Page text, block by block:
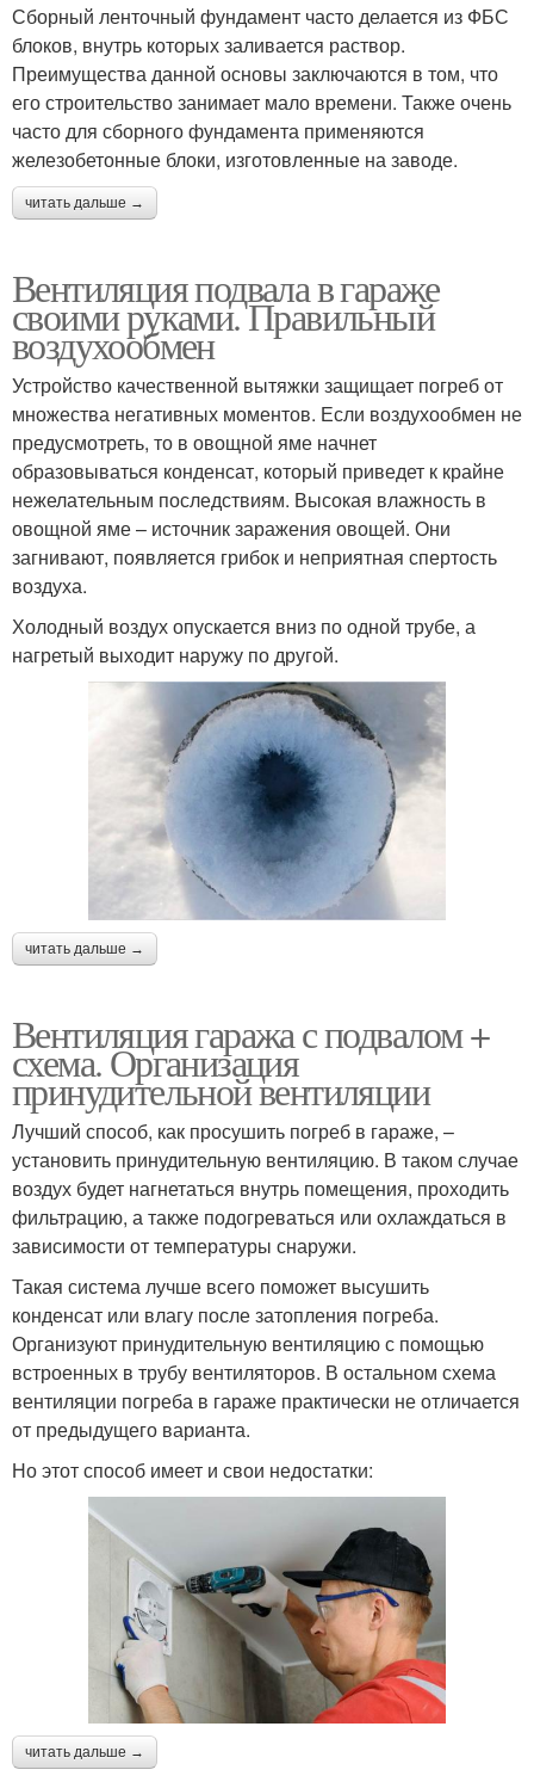
Сборный ленточный фундамент часто делается из ФБС
блоков, внутрь которых заливается раствор.
Преимущества данной основы заключаются в том, что
его строительство занимает мало времени. Также очень
часто для сборного фундамента применяются
железобетонные блоки, изготовленные на заводе.
читать дальше →
Вентиляция подвала в гараже
своими руками. Правильный
воздухообмен
Устройство качественной вытяжки защищает погреб от
множества негативных моментов. Если воздухообмен не
предусмотреть, то в овощной яме начнет
образовываться конденсат, который приведет к крайне
нежелательным последствиям. Высокая влажность в
овощной яме – источник заражения овощей. Они
загнивают, появляется грибок и неприятная спертость
воздуха.
Холодный воздух опускается вниз по одной трубе, а
нагретый выходит наружу по другой.
читать дальше →
Вентиляция гаража с подвалом +
схема. Организация
принудительной вентиляции
Лучший способ, как просушить погреб в гараже, –
установить принудительную вентиляцию. В таком случае
воздух будет нагнетаться внутрь помещения, проходить
фильтрацию, а также подогреваться или охлаждаться в
зависимости от температуры снаружи.
Такая система лучше всего поможет высушить
конденсат или влагу после затопления погреба.
Организуют принудительную вентиляцию с помощью
встроенных в трубу вентиляторов. В остальном схема
вентиляции погреба в гараже практически не отличается
от предыдущего варианта.
Но этот способ имеет и свои недостатки:
читать дальше →